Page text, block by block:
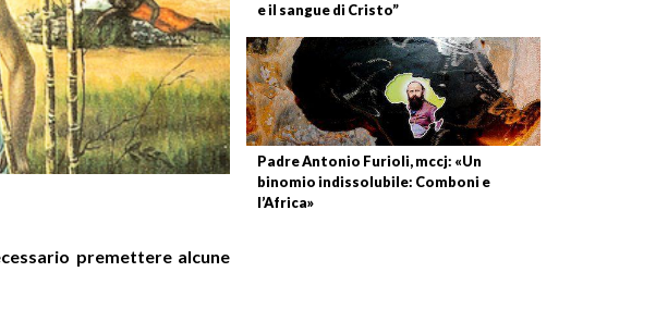
e il sangue di Cristo”
Padre Antonio Furioli, mccj: «Un
binomio indissolubile: Comboni e
l’Africa»
premettere alcune